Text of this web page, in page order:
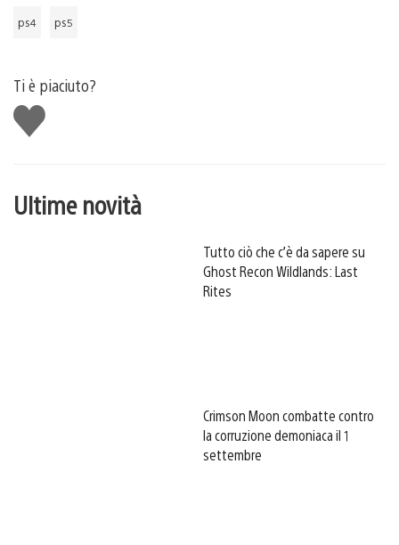
ps4 ps5
Ti è piaciuto?
Mi
piace
Ultime novità
Tutto ciò che c’è da sapere su
Ghost Recon Wildlands: Last
Rites
Crimson Moon combatte contro
la corruzione demoniaca il 1
settembre